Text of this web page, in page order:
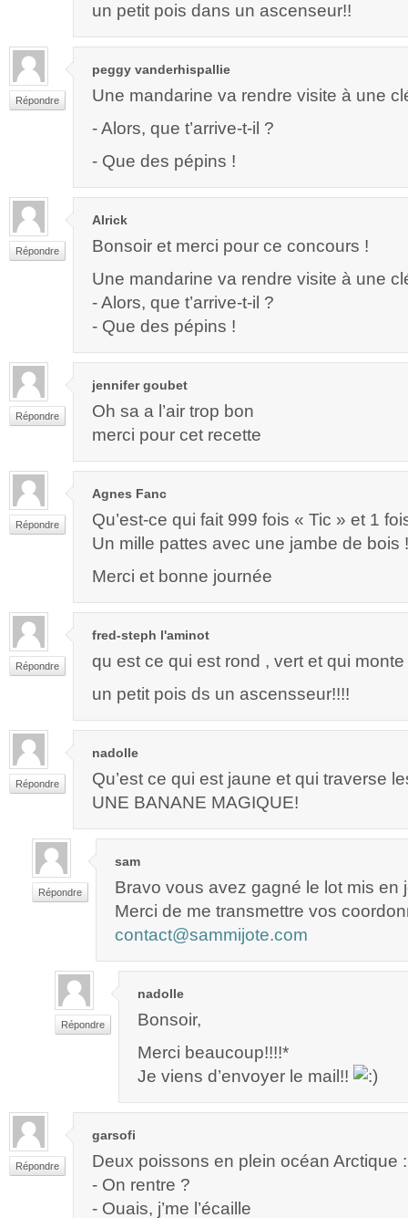
un petit pois dans un ascenseur!!
Répondre
peggy vanderhispallie
Une mandarine va rendre visite à une
- Alors, que t’arrive-t-il ?
- Que des pépins !
Répondre
Alrick
Bonsoir et merci pour ce concours !
Une mandarine va rendre visite à une
- Alors, que t’arrive-t-il ?
- Que des pépins !
Répondre
jennifer goubet
Oh sa a l’air trop bon
merci pour cet recette
Répondre
Agnes Fanc
Qu’est-ce qui fait 999 fois « Tic » et 1
Un mille pattes avec une jambe de bois !
Merci et bonne journée
Répondre
fred-steph l'aminot
qu est ce qui est rond , vert et qui
un petit pois ds un ascensseur!!!!
Répondre
nadolle
Qu’est ce qui est jaune et qui traverse
UNE BANANE MAGIQUE!
Répondre
sam
Bravo vous avez gagné le lot mis en
Merci de me transmettre vos
contact@sammijote.com
Répondre
nadolle
Bonsoir,
Merci beaucoup!!!!*
Je viens d’envoyer le mail!!
Répondre
garsofi
Deux poissons en plein océan Arctique :
- On rentre ?
- Ouais, j’me l’écaille